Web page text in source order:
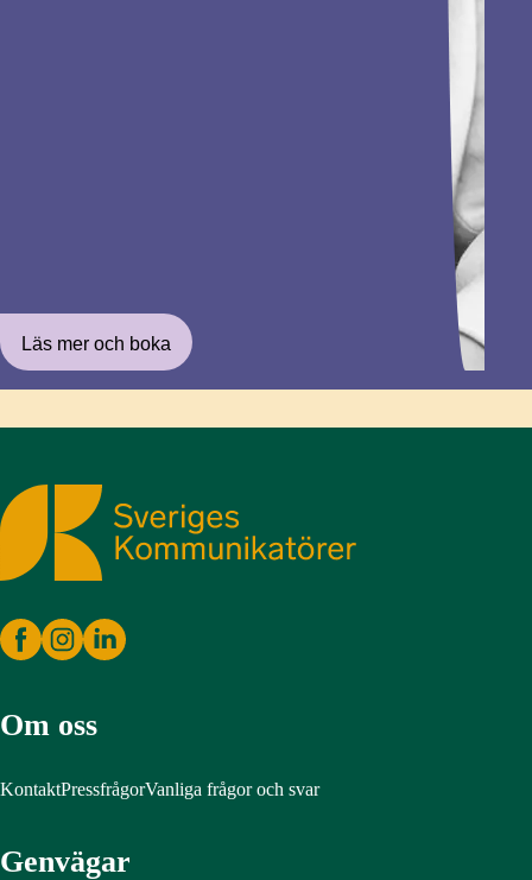
Läs mer och boka
Sveriges Kommunikatörer
Om oss
KontaktPressfrågorVanliga frågor och svar
Genvägar